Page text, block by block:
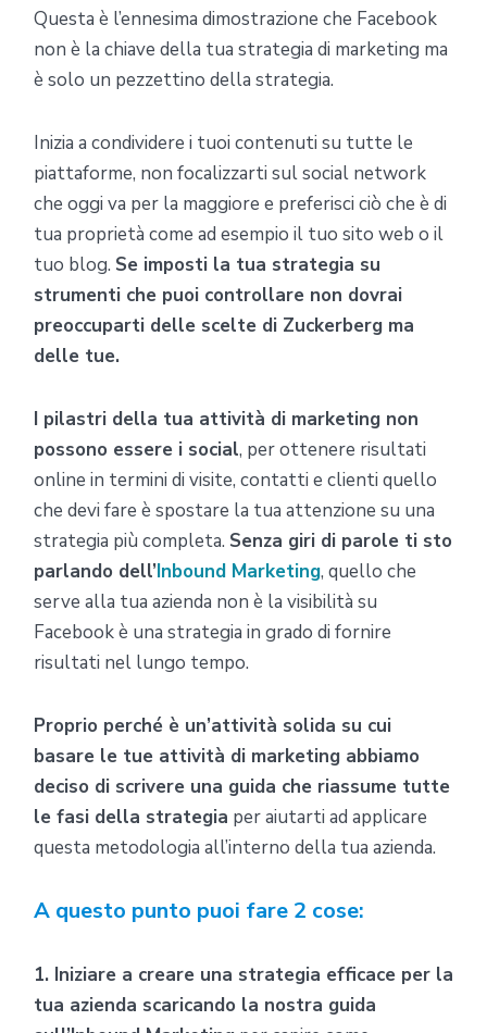
Questa è l’ennesima dimostrazione che Facebook
non è la chiave della tua strategia di marketing ma
è solo un pezzettino della strategia.
Inizia a condividere i tuoi contenuti su tutte le
piattaforme, non focalizzarti sul social network
che oggi va per la maggiore e preferisci ciò che è di
tua proprietà come ad esempio il tuo sito web o il
tuo blog. Se imposti la tua strategia su
strumenti che puoi controllare non dovrai
preoccuparti delle scelte di Zuckerberg ma
delle tue.
I pilastri della tua attività di marketing non
possono essere i social, per ottenere risultati
online in termini di visite, contatti e clienti quello
che devi fare è spostare la tua attenzione su una
strategia più completa. Senza giri di parole ti sto
parlando dell’Inbound Marketing, quello che
serve alla tua azienda non è la visibilità su
Facebook è una strategia in grado di fornire
risultati nel lungo tempo.
Proprio perché è un’attività solida su cui
basare le tue attività di marketing abbiamo
deciso di scrivere una guida che riassume tutte
le fasi della strategia per aiutarti ad applicare
questa metodologia all’interno della tua azienda.
A questo punto puoi fare 2 cose:
1. Iniziare a creare una strategia efficace per la
tua azienda scaricando la nostra guida